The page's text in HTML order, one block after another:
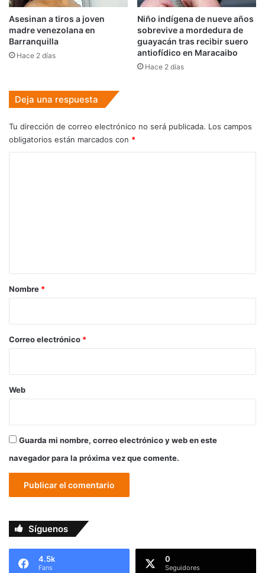
Asesinan a tiros a joven
madre venezolana en
Barranquilla
Hace 2 días
Niño indígena de nueve años
sobrevive a mordedura de
guayacán tras recibir suero
antiofídico en Maracaibo
Hace 2 días
Deja una respuesta
Tu dirección de correo electrónico no será publicada. Los campos
obligatorios están marcados con *
r
*
Nombre *
Correo electrónico *
Web
Guarda mi nombre, correo electrónico y web en este
navegador para la próxima vez que comente.
Síguenos
4.5k
Fans
0
Seguidores